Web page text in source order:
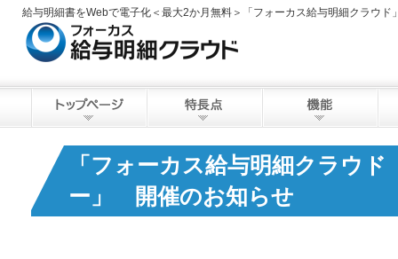
給与明細書をWebで電子化＜最大2か月無料＞「フォーカス給与明細クラウド
「フォーカス給与明細クラウ
ー」 開催のお知らせ